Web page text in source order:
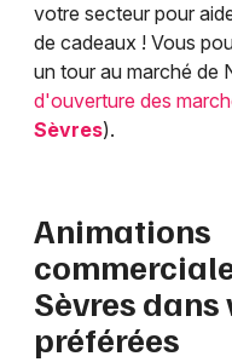
votre secteur pour
de cadeaux ! Vous
un tour au marché de
d'ouverture des
Sèvres).
Animations
Sèvres dans
préférées